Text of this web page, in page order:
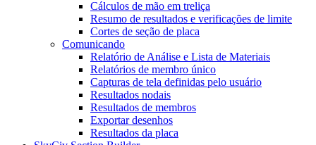
Cálculos de mão em treliça
Resumo de resultados e verificações de limite
Cortes de seção de placa
Comunicando
Relatório de Análise e Lista de Materiais
Relatórios de membro único
Capturas de tela definidas pelo usuário
Resultados nodais
Resultados de membros
Exportar desenhos
Resultados da placa